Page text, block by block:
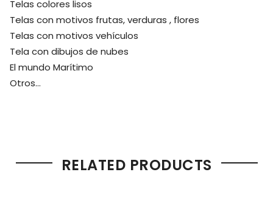
Telas colores lisos
Telas con motivos frutas, verduras , flores
Telas con motivos vehículos
Tela con dibujos de nubes
El mundo Marítimo
Otros…
RELATED PRODUCTS